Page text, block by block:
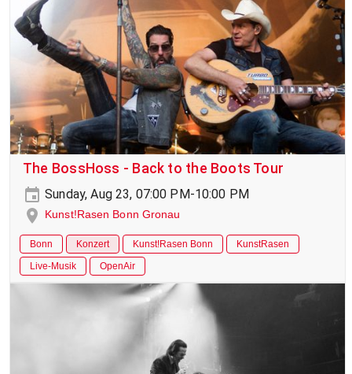
The BossHoss - Back to the Boots Tour
Sunday, Aug 23, 07:00 PM-10:00 PM
Kunst!Rasen Bonn Gronau
Bonn Konzert Kunst!Rasen Bonn
KunstRasen
Live-Musik
OpenAir